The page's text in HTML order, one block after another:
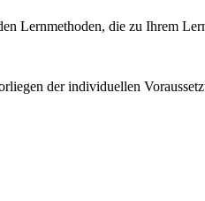
Lernmethoden, die zu Ihrem
der individuellen